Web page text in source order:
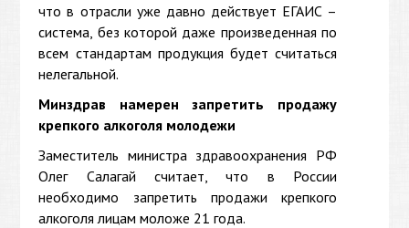
что в отрасли уже давно действует ЕГАИС –
система, без которой даже произведенная по
всем стандартам продукция будет считаться
нелегальной.
Минздрав намерен запретить продажу
крепкого алкоголя молодежи
Заместитель министра здравоохранения РФ
Олег Салагай считает, что в России
необходимо запретить продажи крепкого
алкоголя лицам моложе 21 года.